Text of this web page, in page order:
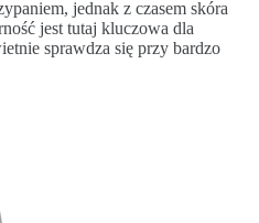
jednak z czasem skóra
jest tutaj kluczowa dla
sprawdza się przy bardzo